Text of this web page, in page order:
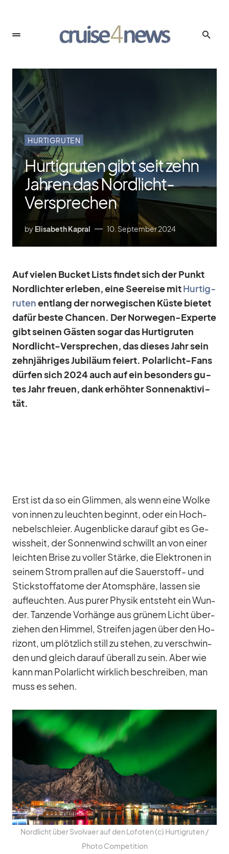
HURTIGRUTEN
Hurtigruten gibt seit zehn
Jahren das Nordlicht-
Versprechen
by Elisabeth Kapral 10. September 2024
Auf vie­len Bu­cket Lists fin­det sich der Punkt
Nord­lich­ter er­le­ben, eine See­reise mitHur­tig­
ru­tenent­lang der nor­we­gi­schen Küste bie­tet
da­für beste Chan­cen. Der Nor­we­gen-Ex­perte
gibt sei­nen Gäs­ten so­gar das Hur­tig­ru­ten
Nord­licht-Ver­spre­chen, das die­ses Jahr sein
zehn­jäh­ri­ges Ju­bi­läum fei­ert. Po­lar­licht-Fans
dür­fen sich 2024 auch auf ein be­son­ders gu­
tes Jahr freuen, dank er­höh­ter Son­nen­ak­ti­vi­
tät.
Erst ist da so ein Glim­men, als wenn eine Wolke
von in­nen zu leuch­ten be­ginnt, oder ein Hoch­
ne­bel­schleier. Au­gen­bli­cke dar­auf gibt es Ge­
wiss­heit, der Son­nen­wind schwillt an von ei­ner
leich­ten Brise zu vol­ler Stärke, die Elek­tro­nen in
sei­nem Strom pral­len auf die Sau­er­stoff- und
Stick­stoff­atome der Atom­sphäre, las­sen sie
auf­leuch­ten. Aus pu­rer Phy­sik ent­steht ein Wun­
der. Tan­zende Vor­hänge aus grü­nem Licht über­
zie­hen den Him­mel, Strei­fen ja­gen über den Ho­
ri­zont, um plötz­lich still zu ste­hen, zu ver­schwin­
den und gleich dar­auf über­all zu sein. Aber wie
kann man Po­lar­licht wirk­lich be­schrei­ben, man
muss es se­hen.
Nord­licht über Svol­vaer auf den Lo­fo­ten (c) Hur­tig­ru­ten /​
Photo Com­pe­ti­tion